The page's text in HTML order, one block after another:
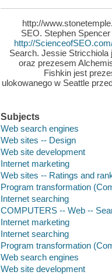
http://
SEO. Stephen
http://
Search. Jessie
oraz prezesem
Fishkin jest
ulokowanego w Seattle
Subjects
Web search engines
Web sites -- Design
Web site development
Internet marketing
Web sites -- Ratings and
Program transformation
Internet searching
COMPUTERS -- Web --
Internet marketing
Internet searching
Program transformation
Web search engines
Web site development